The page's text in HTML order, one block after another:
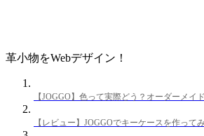
革小物をWebデザイン！
【JOGGO】色って実際どう？オーダーメイ
【レビュー】JOGGOでキーケースを作って